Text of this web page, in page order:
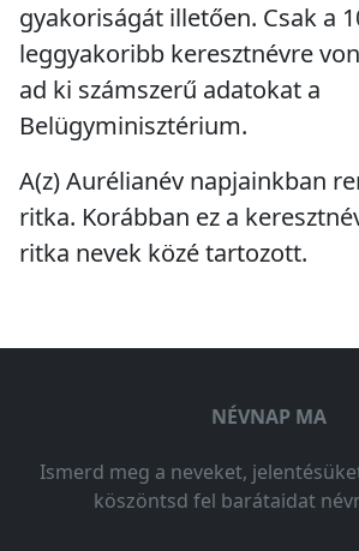
gyakoriságát illetően. Csak a
leggyakoribb keresztnévre
ad ki számszerű adatokat a
Belügyminisztérium.
A(z) Aurélianév napjainkban
ritka. Korábban ez a
ritka nevek közé tartozott.
NÉVNAP MA
Ismerd meg a neveket,
köszöntsd fel barátaidat